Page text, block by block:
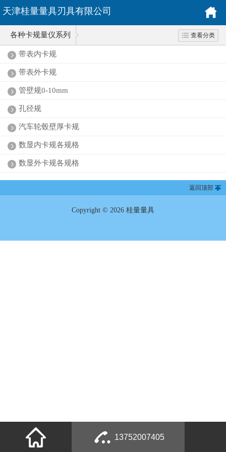
天津桂量量具刃具有限公司
各种卡规量仪系列 查看分类
带表内卡规
带表外卡规
管壁规0-10mm
孔径规
汽车轮毂壁厚卡规
数显内卡规各规格
数显外卡规各规格
返回顶部
Copyright © 2026 桂量量具
13752007405